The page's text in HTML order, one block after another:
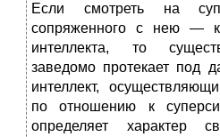
Если смотреть на
сопряженного с нею —
интеллекта, то
заведомо протекает под
интеллект,
по отношению к
определяет характер